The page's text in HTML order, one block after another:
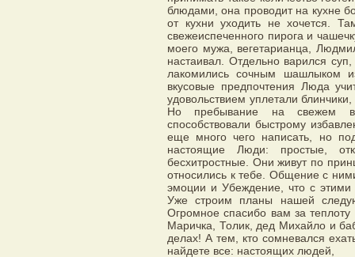
блюдами, она проводит на кухне
от кухни уходить не хочется.
свежеиспеченного пирога и
моего мужа, вегетарианца,
настаивал. Отдельно варился
лакомились сочным шашлыком
вкусовые предпочтения Люда
удовольствием уплетали
Но пребывание на свежем
способствовали быстрому
еще много чего написать, но
настоящие Люди: простые,
бесхитростные. Они живут по
относились к тебе. Общение с
эмоции и Убеждение, что с
Уже строим планы нашей
Огромное спасибо вам за
Маричка, Толик, дед Михайло и
делах! А тем, кто сомневался
найдете все: настоящих людей,